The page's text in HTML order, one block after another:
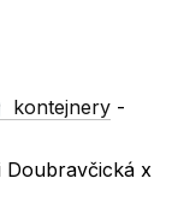
kontejnery -
Doubravčická x